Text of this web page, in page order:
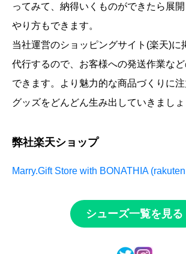
ってみて、納得いくものができたら展
やり方もできます。
当社運営のショッピングサイト(楽天)に
代行するので、お客様への発送作業な
できます。より魅力的な商品づくりに
グッズをどんどん生み出していきましょ
弊社楽天ショップ
Marry.Gift Store with BONATHIA
シューズ一覧を見る